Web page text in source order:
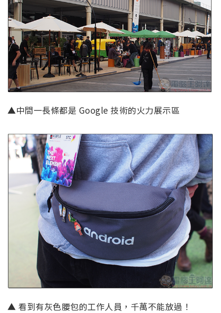
▲中間一長條都是 Google 技術的火力展示區
▲ 看到有灰色腰包的工作人員，千萬不能放過！